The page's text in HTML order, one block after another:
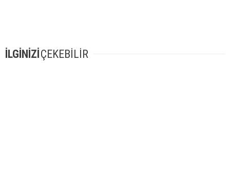
İLGİNİZİ ÇEKEBİLİR